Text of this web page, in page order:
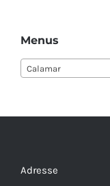
Menus
Calamar
Adresse